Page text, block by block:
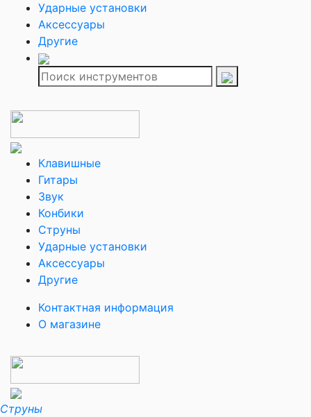
Ударные установки
Аксессуары
Другие
Клавишные
Гитары
Звук
Конбики
Струны
Ударные установки
Аксессуары
Другие
Контактная информация
О магазине
Струны